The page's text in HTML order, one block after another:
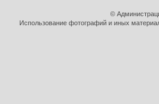
©
Использование фотографий и иных